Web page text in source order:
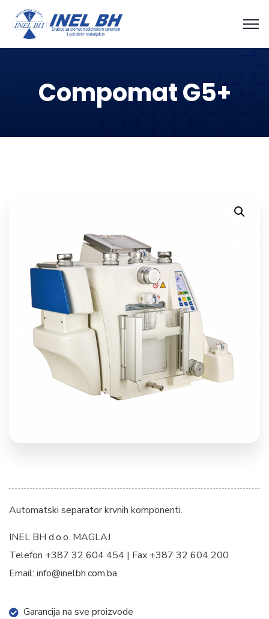
Compomat G5+
Automatski separator krvnih komponenti.
INEL BH d.o.o. MAGLAJ
Telefon +387 32 604 454 | Fax +387 32 604 200
Email: info@inelbh.com.ba
Garancija na sve proizvode